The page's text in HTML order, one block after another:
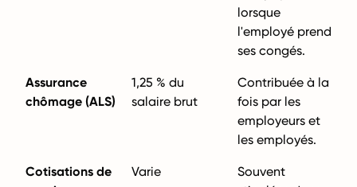
lorsque
l'employé prend
ses congés.
Assurance
chômage (ALS)
1,25 % du
salaire brut
Contribuée à la
fois par les
employeurs et
les employés.
Cotisations de
Varie
Souvent